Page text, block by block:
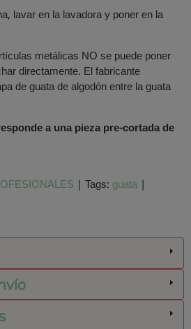
lavar en la lavadora y poner en la
metálicas NO se puede poner
directamente. El fabricante
de guata de algodón entre la guata
a una pieza pre-cortada de
| Tags: guata |